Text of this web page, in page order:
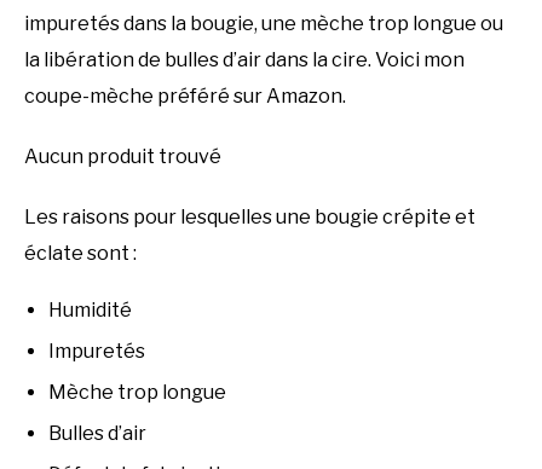
impuretés dans la bougie, une mèche trop longue ou
la libération de bulles d’air dans la cire. Voici mon
coupe-mèche préféré sur Amazon.
Aucun produit trouvé
Les raisons pour lesquelles une bougie crépite et
éclate sont :
Humidité
Impuretés
Mèche trop longue
Bulles d’air